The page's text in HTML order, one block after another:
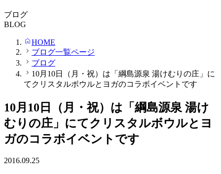
ブログ
BLOG
HOME
ブログ一覧ページ
ブログ
10月10日（月・祝）は「綱島源泉 湯けむりの庄」に
てクリスタルボウルとヨガのコラボイベントです
10月10日（月・祝）は「綱島源泉 湯け
むりの庄」にてクリスタルボウルとヨ
ガのコラボイベントです
2016.09.25